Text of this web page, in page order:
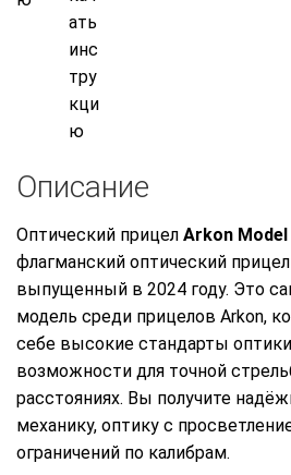
Описание
Оптический прицел Arkon Model
флагманский оптический
выпущенный в 2024 году. Это
модель среди прицелов Arkon,
себе высокие стандарты
возможности для точной
расстояниях. Вы получите
механику, оптику с
ограничений по калибрам.